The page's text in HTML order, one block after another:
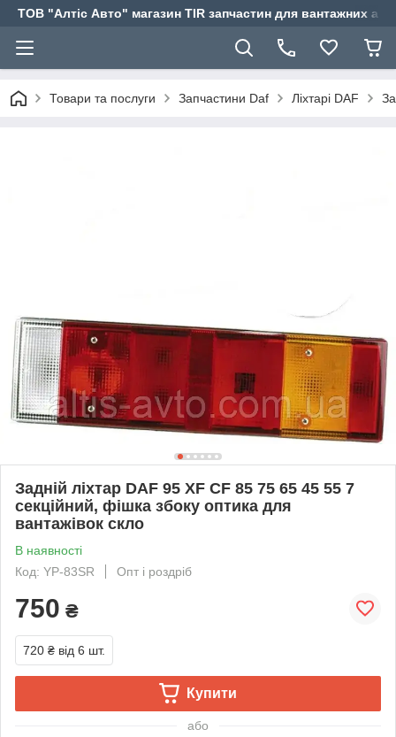
ТОВ "Алтіс Авто" магазин TIR запчастин для вантажних
Товари та послуги Запчастини Daf Ліхтарі DAF
Задній ліхтар DAF 95 XF СF 85 75 65 45 55 7
секційний, фішка збоку оптика для
вантажівок скло
В наявності
Код: YP-83SR
Опт і роздріб
750 ₴
720 ₴ від 6 шт.
Купити
або